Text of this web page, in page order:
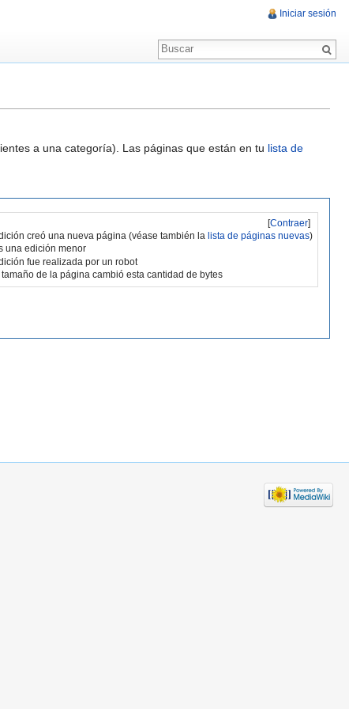
a una categoría). Las páginas que están en tu lista de
[Contraer]
creó una nueva página (véase también la lista de páginas nuevas)
una edición menor
fue realizada por un robot
tamaño de la página cambió esta cantidad de bytes
Iniciar sesión